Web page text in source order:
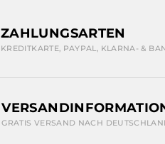
ZAHLUNGSARTEN
KREDITKARTE, PAYPAL, KLARNA- &
GRATIS VERSAND NACH